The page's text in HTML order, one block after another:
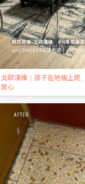
北歐淺橡｜孩子在地板上爬
放心